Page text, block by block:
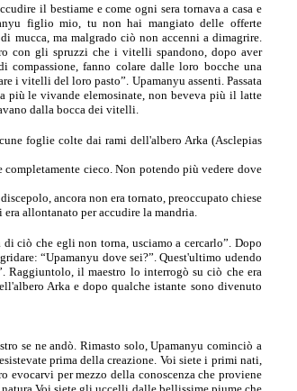
il bestiame e come ogni sera tornava a casa e
figlio mio, tu non hai mangiato delle offerte
mucca, ma malgrado ciò non accenni a dimagrire.
con gli spruzzi che i vitelli spandono, dopo aver
compassione, fanno colare dalle loro bocche una
i vitelli del loro pasto”. Upamanyu assenti. Passata
più le vivande elemosinate, non beveva più il latte
dalla bocca dei vitelli.
foglie colte dai rami dell'albero Arka (Asclepias
completamente cieco. Non potendo più vedere dove
ancora non era tornato, preoccupato chiese
era allontanato per accudire la mandria.
di ciò che egli non torna, usciamo a cercarlo”. Dopo
“Upamanyu dove sei?”.Quest'ultimo udendo
Raggiuntolo, il maestro lo interrogò suciò che era
Arka e dopo qualche istante sono divenuto
se ne andò. Rimasto solo, Upamanyucominciò a
prima della creazione. Voi siete i primi nati,
evocarvi per mezzo della conoscenza che proviene
siete gli uccelli dalle bellissime piume che